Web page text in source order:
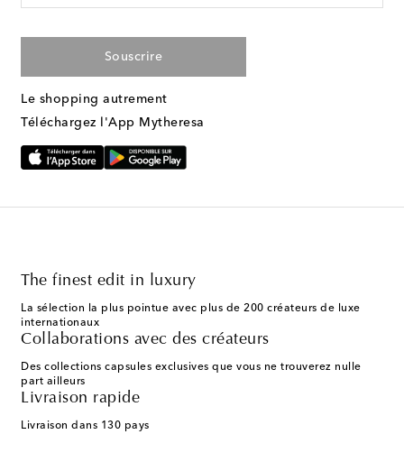
Souscrire
Le shopping autrement
Téléchargez l'App Mytheresa
The finest edit in luxury
La sélection la plus pointue avec plus de 200 créateurs de luxe
internationaux
Collaborations avec des créateurs
Des collections capsules exclusives que vous ne trouverez nulle
part ailleurs
Livraison rapide
Livraison dans 130 pays